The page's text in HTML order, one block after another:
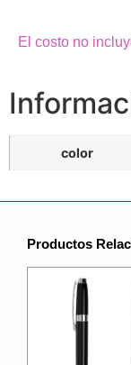
El costo no
color
Productos